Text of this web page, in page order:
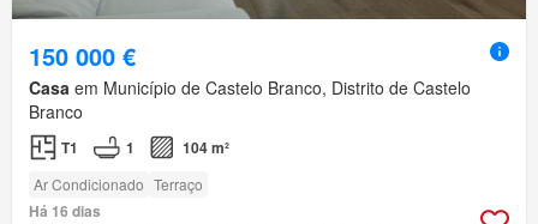
150 000 €
Casa em Município de Castelo Branco, Distrito de Castelo
Branco
T1 1 104 m²
Ar Condicionado Terraço
Há 16 dias